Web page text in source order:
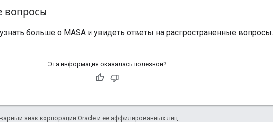
вопросы
больше о MASA и увидеть ответы на распространенные вопросы.
Эта информация оказалась полезной?
знак корпорации Oracle и ее аффилированных лиц.